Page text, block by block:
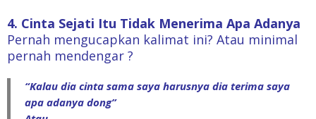
4. Cinta Sejati Itu Tidak Menerima Apa Adanya
Pernah mengucapkan kalimat ini? Atau minimal
pernah mendengar ?
“Kalau dia cinta sama saya harusnya dia terima saya
apa adanya dong”